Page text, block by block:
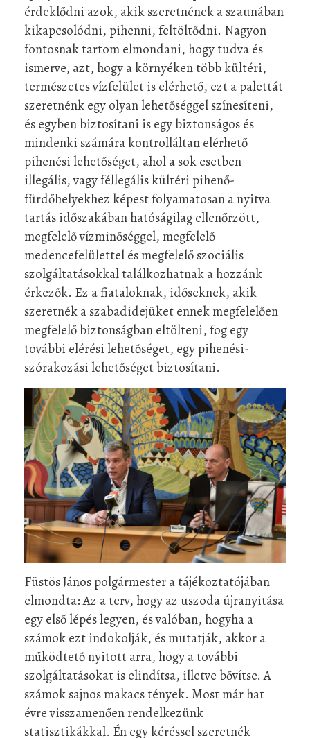
érdeklődni azok, akik szeretnének a szaunában
kikapcsolódni, pihenni, feltöltődni. Nagyon
fontosnak tartom elmondani, hogy tudva és
ismerve, azt, hogy a környéken több kültéri,
természetes vízfelület is elérhető, ezt a palettát
szeretnénk egy olyan lehetőséggel színesíteni,
és egyben biztosítani is egy biztonságos és
mindenki számára kontrolláltan elérhető
pihenési lehetőséget, ahol a sok esetben
illegális, vagy féllegális kültéri pihenő-
fürdőhelyekhez képest folyamatosan a nyitva
tartás időszakában hatóságilag ellenőrzött,
megfelelő vízminőséggel, megfelelő
medencefelülettel és megfelelő szociális
szolgáltatásokkal találkozhatnak a hozzánk
érkezők. Ez a fiataloknak, időseknek, akik
szeretnék a szabadidejüket ennek megfelelően
megfelelő biztonságban eltölteni, fog egy
további elérési lehetőséget, egy pihenési-
szórakozási lehetőséget biztosítani.
Füstös János polgármester a tájékoztatójában
elmondta: Az a terv, hogy az uszoda újranyitása
egy első lépés legyen, és valóban, hogyha a
számok ezt indokolják, és mutatják, akkor a
működtető nyitott arra, hogy a további
szolgáltatásokat is elindítsa, illetve bővítse. A
számok sajnos makacs tények. Most már hat
évre visszamenően rendelkezünk
statisztikákkal. Én egy kéréssel szeretnék